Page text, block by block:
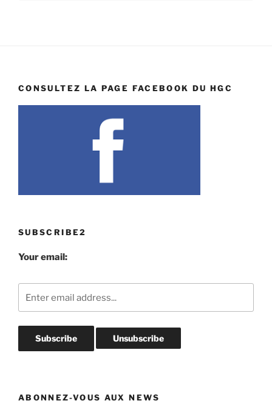
CONSULTEZ LA PAGE FACEBOOK DU HGC
SUBSCRIBE2
Your email:
ABONNEZ-VOUS AUX NEWS